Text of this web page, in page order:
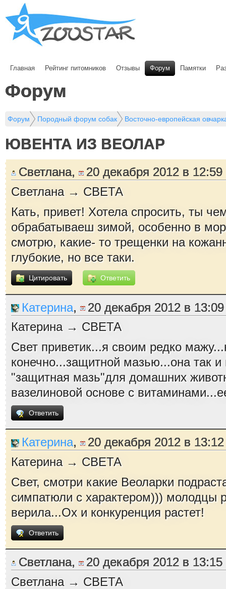
Главная Рейтинг питомников Отзывы Форум Памятки
Форум
Форум Породный форум собак Восточно-европейская
ЮВЕНТА ИЗ ВЕОЛАР
Светлана,
20 декабря 2012 в 12:59
Светлана → СВЕТА
Кать, привет! Хотела спросить, ты
обрабатываеш зимой, особенно в
смотрю, какие- то трещенки на
глубокие, но все таки.
Цитировать Ответить
Катерина,
20 декабря 2012 в 13:09
Катерина → СВЕТА
Свет приветик...я своим редко
конечно...защитной мазью...она так и
"защитная мазь"для домашних
вазелиновой основе с
Ответить
Катерина,
20 декабря 2012 в 13:12
Катерина → СВЕТА
Свет, смотри какие Веоларки
симпатюли с характером))) молодцы
верила...Ох и конкуренция растет!
Ответить
Светлана,
20 декабря 2012 в 13:15
Светлана → СВЕТА